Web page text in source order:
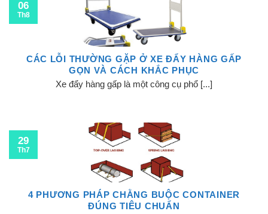
CÁC LỖI THƯỜNG GẶP Ở XE ĐẨY HÀNG GẤP
GỌN VÀ CÁCH KHẮC PHỤC
Xe đẩy hàng gấp là một công cụ phổ [...]
06
Th8
4 PHƯƠNG PHÁP CHẰNG BUỘC CONTAINER
ĐÚNG TIÊU CHUẨN
29
Th7